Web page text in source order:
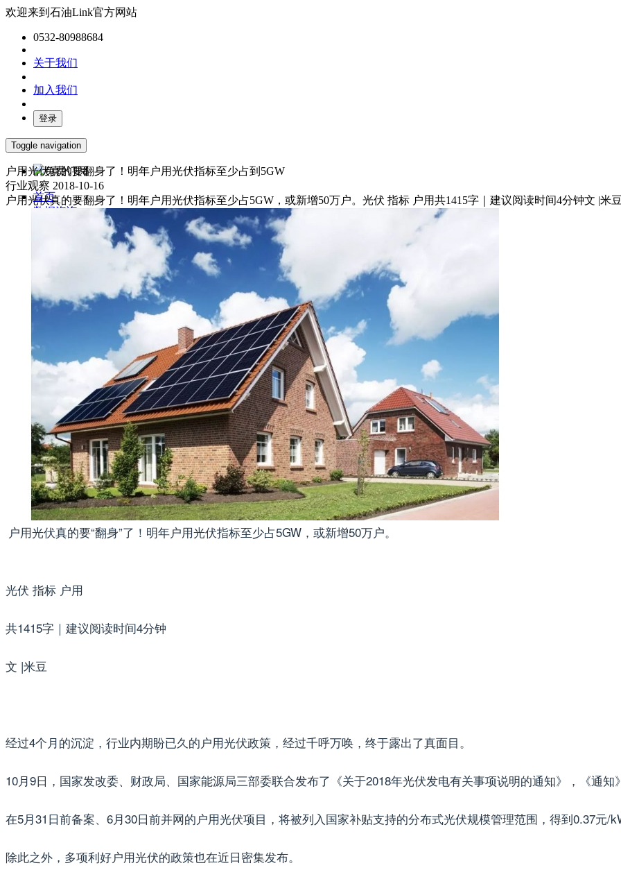
欢迎来到石油Link官方网站
0532-80988684
关于我们
加入我们
登录
Toggle navigation
免费订阅
首页
数据咨询
户用光伏真的要翻身了！明年户用光伏指标至少占到5GW
行业观察 2018-10-16
户用光伏真的要翻身了！明年户用光伏指标至少占5GW，或新增50万户。光伏 指标 户用共1415字｜建议阅读时间4分钟文 |米
户用光伏真的要“翻身”了！明年户用光伏指标至少占5GW，或新增50万户。
光伏 指标 户用
共1415字｜建议阅读时间4分钟
文 |米豆
经过4个月的沉淀，行业内期盼已久的户用光伏政策，经过千呼万唤，终于露出了真面目。
10月9日，国家发改委、财政局、国家能源局三部委联合发布了《关于2018年光伏发电有关事项说明的通知》，《通知
在5月31日前备案、6月30日前并网的户用光伏项目，将被列入国家补贴支持的分布式光伏规模管理范围，得到0.37元/
除此之外，多项利好户用光伏的政策也在近日密集发布。